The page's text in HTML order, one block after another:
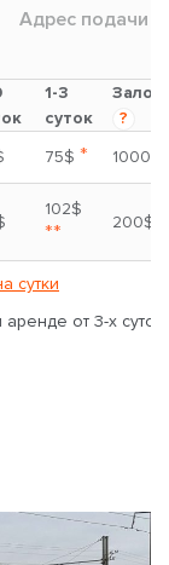
Адрес подачи
1-3
суток
Залог
?
75$ *
1000$
102$
** 200$
сутки
от 3-х суток